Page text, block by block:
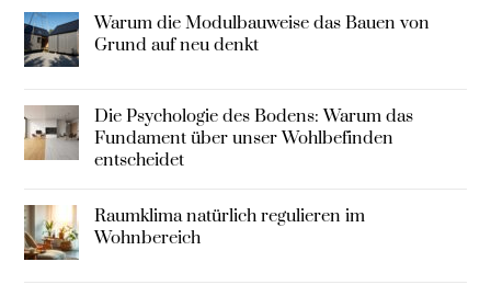
Warum die Modulbauweise das Bauen von
Grund auf neu denkt
Die Psychologie des Bodens: Warum das
Fundament über unser Wohlbefinden
entscheidet
Raumklima natürlich regulieren im
Wohnbereich